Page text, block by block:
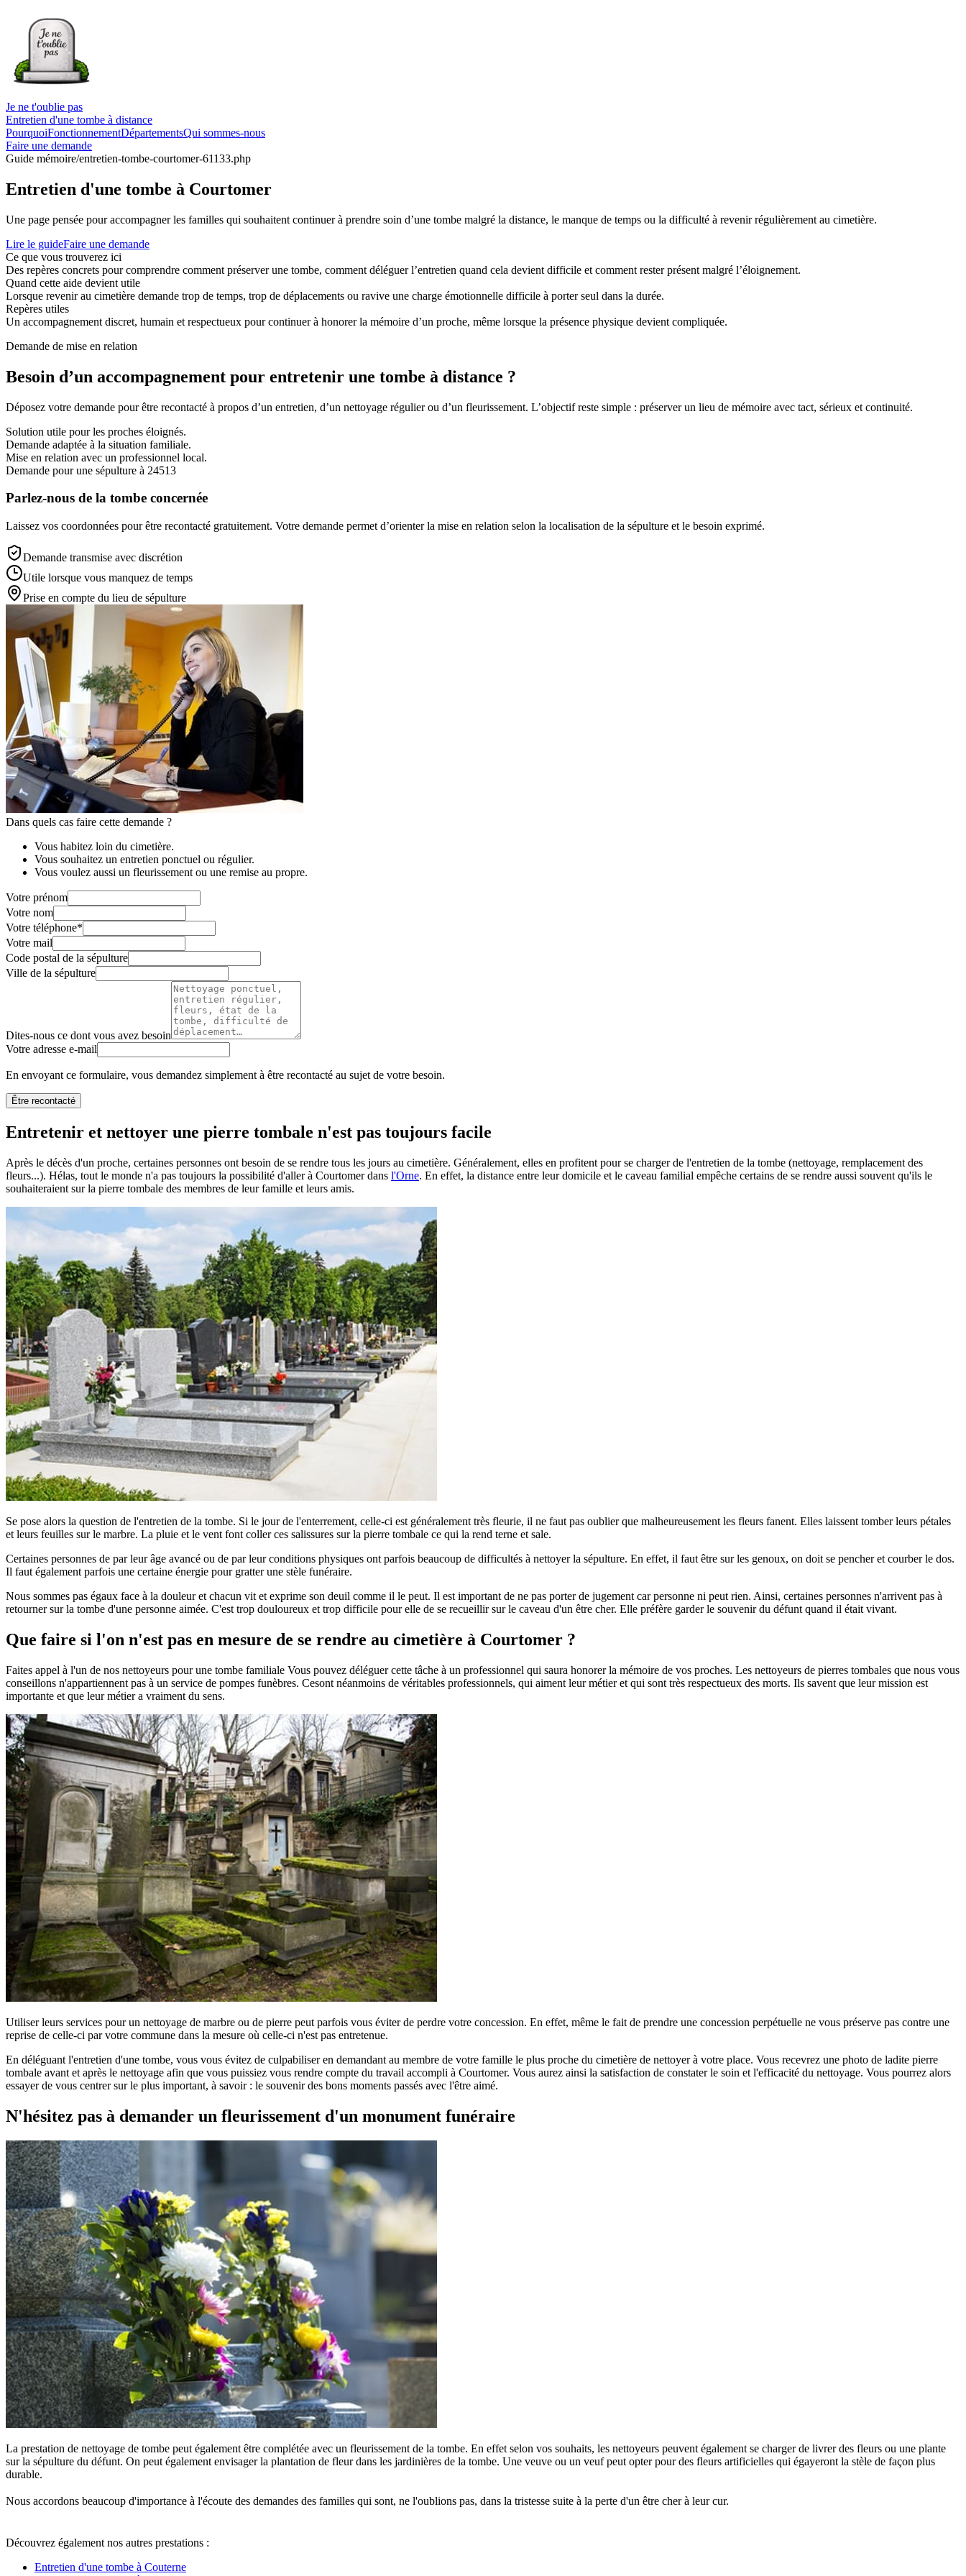
Je ne t'oublie pas
Entretien d'une tombe à distance
PourquoiFonctionnementDépartementsQui sommes-nous
Faire une demande
Guide mémoire/entretien-tombe-courtomer-61133.php
Entretien d'une tombe à Courtomer
Une page pensée pour accompagner les familles qui souhaitent continuer à prendre soin d’une tombe malgré la distance, le manque de temps ou la difficulté à revenir régulièrement au cimetière.
Lire le guideFaire une demande
Ce que vous trouverez ici
Des repères concrets pour comprendre comment préserver une tombe, comment déléguer l’entretien quand cela devient difficile et comment rester présent malgré l’éloignement.
Quand cette aide devient utile
Lorsque revenir au cimetière demande trop de temps, trop de déplacements ou ravive une charge émotionnelle difficile à porter seul dans la durée.
Repères utiles
Un accompagnement discret, humain et respectueux pour continuer à honorer la mémoire d’un proche, même lorsque la présence physique devient compliquée.
Demande de mise en relation
Besoin d’un accompagnement pour entretenir une tombe à distance ?
Déposez votre demande pour être recontacté à propos d’un entretien, d’un nettoyage régulier ou d’un fleurissement. L’objectif reste simple : préserver un lieu de mémoire avec tact, sérieux et continuité.
Solution utile pour les proches éloignés.
Demande adaptée à la situation familiale.
Mise en relation avec un professionnel local.
Demande pour une sépulture à 24513
Parlez-nous de la tombe concernée
Laissez vos coordonnées pour être recontacté gratuitement. Votre demande permet d’orienter la mise en relation selon la localisation de la sépulture et le besoin exprimé.
Demande transmise avec discrétion
Utile lorsque vous manquez de temps
Prise en compte du lieu de sépulture
Dans quels cas faire cette demande ?
Vous habitez loin du cimetière.
Vous souhaitez un entretien ponctuel ou régulier.
Vous voulez aussi un fleurissement ou une remise au propre.
Votre prénom
Votre nom
Votre téléphone*
Votre mail
Code postal de la sépulture
Ville de la sépulture
Dites-nous ce dont vous avez besoin
Votre adresse e-mail
En envoyant ce formulaire, vous demandez simplement à être recontacté au sujet de votre besoin.
Être recontacté
Entretenir et nettoyer une pierre tombale n'est pas toujours facile
Après le décès d'un proche, certaines personnes ont besoin de se rendre tous les jours au cimetière. Généralement, elles en profitent pour se charger de l'entretien de la tombe (nettoyage, remplacement des
fleurs...). Hélas, tout le monde n'a pas toujours la possibilité d'aller à Courtomer dans l'Orne. En effet, la distance entre leur domicile et le caveau familial empêche certains de se rendre aussi souvent qu'ils le
souhaiteraient sur la pierre tombale des membres de leur famille et leurs amis.
Se pose alors la question de l'entretien de la tombe. Si le jour de l'enterrement, celle-ci est généralement très fleurie, il ne faut pas oublier que malheureusement les fleurs fanent. Elles laissent tomber leurs pétales
et leurs feuilles sur le marbre. La pluie et le vent font coller ces salissures sur la pierre tombale ce qui la rend terne et sale.
Certaines personnes de par leur âge avancé ou de par leur conditions physiques ont parfois beaucoup de difficultés à nettoyer la sépulture. En effet, il faut être sur les genoux, on doit se pencher et courber le dos.
Il faut également parfois une certaine énergie pour gratter une stèle funéraire.
Nous sommes pas égaux face à la douleur et chacun vit et exprime son deuil comme il le peut. Il est important de ne pas porter de jugement car personne ni peut rien. Ainsi, certaines personnes n'arrivent pas à
retourner sur la tombe d'une personne aimée. C'est trop douloureux et trop difficile pour elle de se recueillir sur le caveau d'un être cher. Elle préfère garder le souvenir du défunt quand il était vivant.
Que faire si l'on n'est pas en mesure de se rendre au cimetière à Courtomer ?
Faites appel à l'un de nos nettoyeurs pour une tombe familiale Vous pouvez déléguer cette tâche à un professionnel qui saura honorer la mémoire de vos proches. Les nettoyeurs de pierres tombales que nous vous
conseillons n'appartiennent pas à un service de pompes funèbres. Cesont néanmoins de véritables professionnels, qui aiment leur métier et qui sont très respectueux des morts. Ils savent que leur mission est
importante et que leur métier a vraiment du sens.
Utiliser leurs services pour un nettoyage de marbre ou de pierre peut parfois vous éviter de perdre votre concession. En effet, même le fait de prendre une concession perpétuelle ne vous préserve pas contre une
reprise de celle-ci par votre commune dans la mesure où celle-ci n'est pas entretenue.
En déléguant l'entretien d'une tombe, vous vous évitez de culpabiliser en demandant au membre de votre famille le plus proche du cimetière de nettoyer à votre place. Vous recevrez une photo de ladite pierre
tombale avant et après le nettoyage afin que vous puissiez vous rendre compte du travail accompli à Courtomer. Vous aurez ainsi la satisfaction de constater le soin et l'efficacité du nettoyage. Vous pourrez alors
essayer de vous centrer sur le plus important, à savoir : le souvenir des bons moments passés avec l'être aimé.
N'hésitez pas à demander un fleurissement d'un monument funéraire
La prestation de nettoyage de tombe peut également être complétée avec un fleurissement de la tombe. En effet selon vos souhaits, les nettoyeurs peuvent également se charger de livrer des fleurs ou une plante
sur la sépulture du défunt. On peut également envisager la plantation de fleur dans les jardinières de la tombe. Une veuve ou un veuf peut opter pour des fleurs artificielles qui égayeront la stèle de façon plus
durable.
Nous accordons beaucoup d'importance à l'écoute des demandes des familles qui sont, ne l'oublions pas, dans la tristesse suite à la perte d'un être cher à leur cur.
Découvrez également nos autres prestations :
Entretien d'une tombe à Couterne